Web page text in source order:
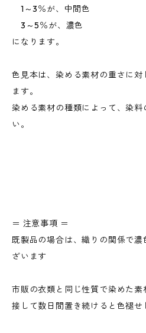
1～3％が、中間色
3～5％が、濃色
になります。
色見本は、染める素材の重さに対
ます。
染める素材の種類によって、染
い。
＝ 注意事項 ＝
既製品の場合は、織りの関係で
ざいます
市販の衣類と同じ性質で染めた
接して数日間置き続けると色褪せ